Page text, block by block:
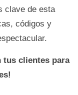
clave de esta
códigos y
tus clientes para